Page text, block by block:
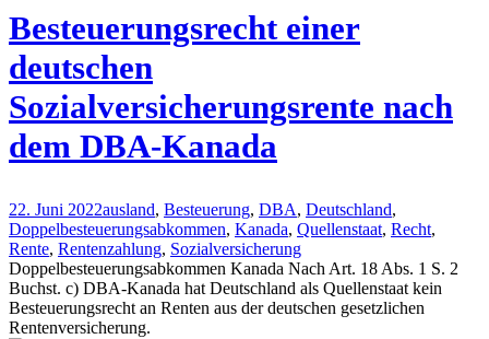
Besteuerungsrecht einer
deutschen
Sozialversicherungsrente nach
dem DBA-Kanada
22. Juni 2022ausland, Besteuerung, DBA, Deutschland,
Doppelbesteuerungsabkommen, Kanada, Quellenstaat, Recht,
Rente, Rentenzahlung, Sozialversicherung
Doppelbesteuerungsabkommen Kanada Nach Art. 18 Abs. 1 S. 2
Buchst. c) DBA-Kanada hat Deutschland als Quellenstaat kein
Besteuerungsrecht an Renten aus der deutschen gesetzlichen
Rentenversicherung.